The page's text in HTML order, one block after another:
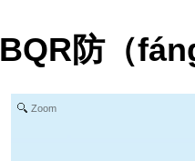
BQR防（
Zoom